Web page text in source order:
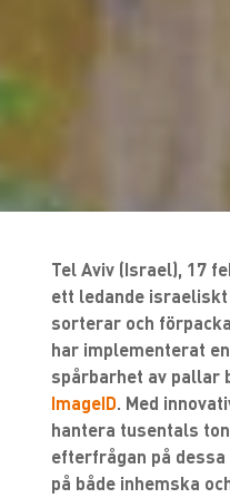
Tel Aviv (Israel), 17
ett ledande
sorterar och
har implementerat
spårbarhet av pallar
ImageID. Med
hantera tusentals
efterfrågan på
på både inhemska